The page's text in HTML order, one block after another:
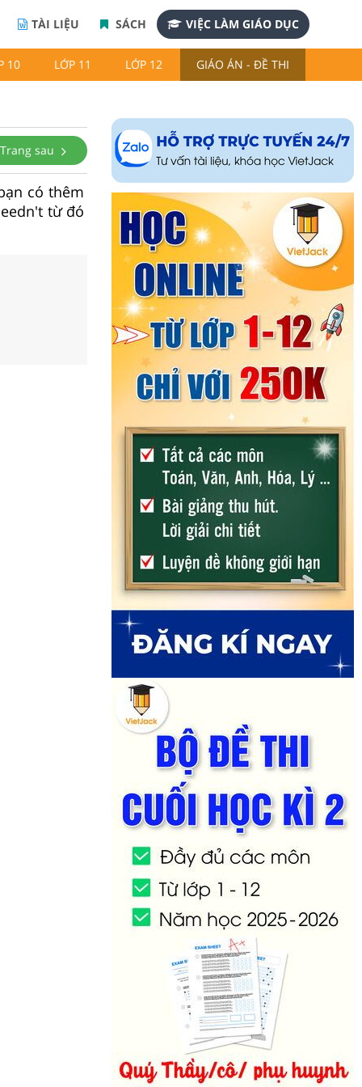
TÀI LIỆU SÁCH VIỆC LÀM GIÁO DỤC
10 LỚP 11 LỚP 12 GIÁO ÁN - ĐỀ THI
Trang sau
có thêm
từ đó